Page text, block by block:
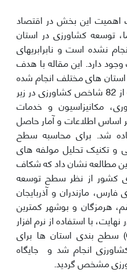
اهمیت این بخش در اقتصاد
توسعه کشاورزی در استان
نشده است و نابرابریهای
دارد. این مقاله با هدف
های مختلف انجام شده
است. برای سنجش سطح توسعه از 82 شاخص کشاورزی در زیر
مکانیزاسیون و خدمات
در سال زراعی 91-1390 بر اساس اطلاعات و آمار حاصل
شد. برای محاسبه سطح
و تکنیک تحلیل مولفه های
مطالعه نشان داد که شکاف
کشور از نظر سطح توسعه
مازندران و آذربایجان
هرمزگان و بوشهر کمترین
با استفاده از نرم افزار
سیستم اطلاعات جغرافیایی(GIS) سطح بندی استان ها برای
انجام شد و جایگاه
مشخص گردید.